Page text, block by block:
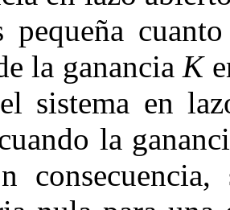
pequeña
la gananciaK
sistema en
la